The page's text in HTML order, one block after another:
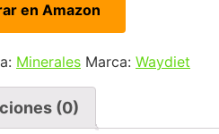
en Amazon
Minerales Marca: Waydiet
(0)